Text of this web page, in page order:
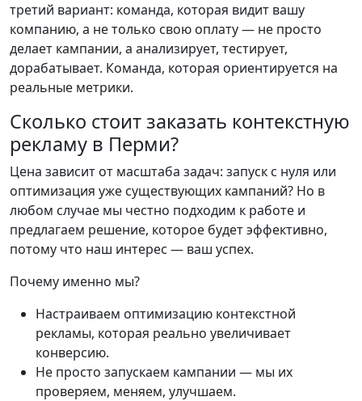
третий вариант: команда, которая видит вашу
компанию, а не только свою оплату — не просто
делает кампании, а анализирует, тестирует,
дорабатывает. Команда, которая ориентируется на
реальные метрики.
Сколько стоит заказать контекстную
рекламу в Перми?
Цена зависит от масштаба задач: запуск с нуля или
оптимизация уже существующих кампаний? Но в
любом случае мы честно подходим к работе и
предлагаем решение, которое будет эффективно,
потому что наш интерес — ваш успех.
Почему именно мы?
Настраиваем оптимизацию контекстной
рекламы, которая реально увеличивает
конверсию.
Не просто запускаем кампании — мы их
проверяем, меняем, улучшаем.